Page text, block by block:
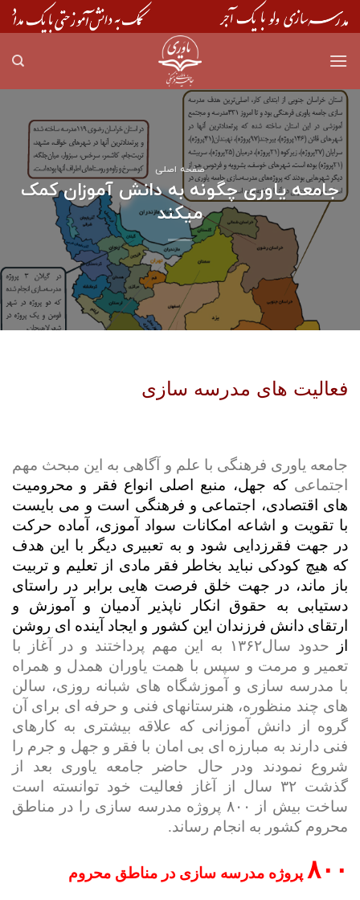
Skip
to
صفحه اصلی
جامعه یاوری چگونه به دانش آموزان کمک
میکند
فعالیت های مدرسه سازی
جامعه یاوری فرهنگی با علم و آگاهی به این مبحث مهم
اجتماعیکه جهل، منبع اصلی انواع فقر و محرومیت
های اقتصادی، اجتماعی و فرهنگی است و می بایست
با تقویت و اشاعه امکانات سواد آموزی، آماده حرکت
در جهت فقرزدایی شود و به تعبیری دیگر با این هدف
که هیچ کودکی نباید بخاطر فقر مادی از تعلیم و تربیت
باز ماند، در جهت خلق فرصت هایی برابر در راستای
دستیابی به حقوق انکار ناپذیر آدمیان و آموزش و
ارتقای دانش فرزندان این کشور و ایجاد آینده ای روشن
از
حدود سال۱۳۶۲ به این مهم پرداختند و در آغاز با
تعمیر و مرمت و سپس با همت یاوران همدل و همراه
با مدرسه سازی و آموزشگاه های شبانه روزی، سالن
های چند منظوره، هنرستانهای فنی و حرفه ای برای آن
گروه از دانش آموزانی که علاقه بیشتری به کارهای
فنی دارند به مبارزه ای بی امان با فقر و جهل و جرم را
شروع نمودند ودر حال حاضر جامعه یاوری بعد از
گذشت ۳۲
سال از آغاز فعالیت خود توانسته است
ساخت بیش از ۸۰۰
پروژه مدرسه سازی را در مناطق
محروم کشور به انجام رساند.
۸۰۰ پروژه مدرسه سازی در مناطق محروم